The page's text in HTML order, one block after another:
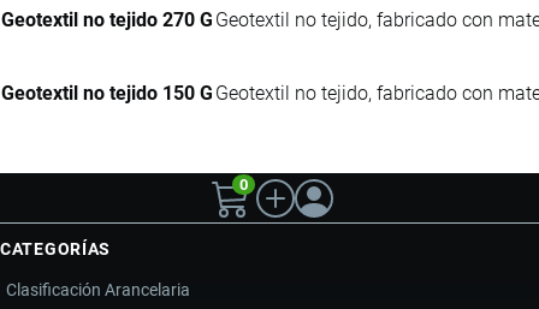
Geotextil no tejido 270 G Geotextil no tejido, fabricado con
Geotextil no tejido 150 G Geotextil no tejido, fabricado con
0
CATEGORÍAS
Clasificación Arancelaria